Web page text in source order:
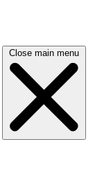
Close main menu